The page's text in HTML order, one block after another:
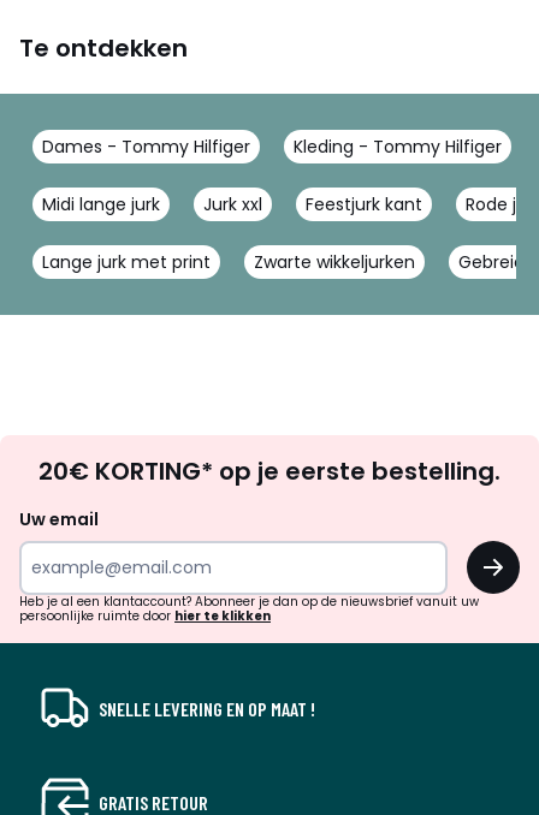
Te ontdekken
Dames - Tommy Hilfiger Kleding - Tommy Hilfiger
Midi lange jurk Jurk xxl Feestjurk kant Rode
Lange jurk met print Zwarte wikkeljurken
zoek
inspiratie
verrassingen?
20€ KORTING* op je eerste bestelling.
Uw email
OK
Heb je al een klantaccount? Abonneer je dan op de nieuwsbrief vanuit uw
persoonlijke ruimte door hier te klikken
SNELLE LEVERING EN OP MAAT !
GRATIS RETOUR